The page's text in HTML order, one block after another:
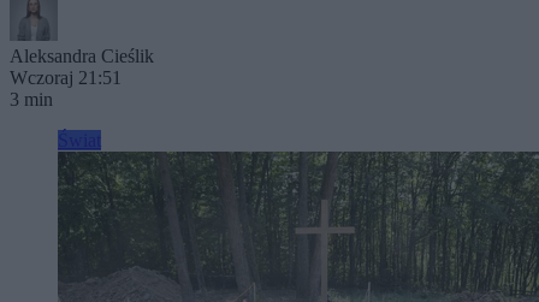
Aleksandra Cieślik
Wczoraj 21:51
3 min